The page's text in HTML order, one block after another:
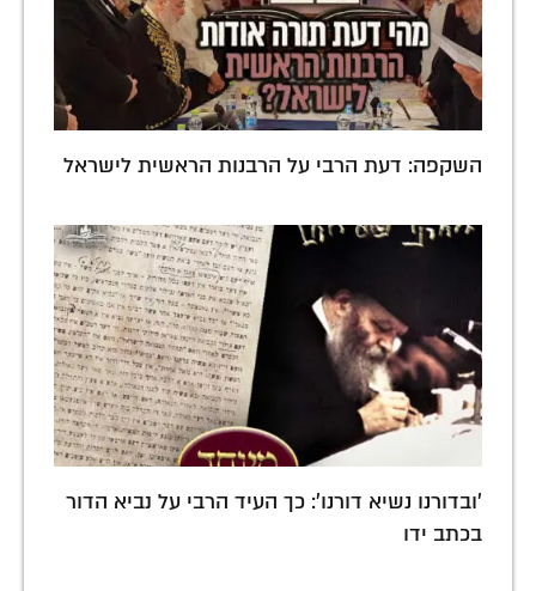
השקפה: דעת הרבי על הרבנות הראשית לישראל
'ובדורנו נשיא דורנו': כך העיד הרבי על נביא הדור
בכתב ידו